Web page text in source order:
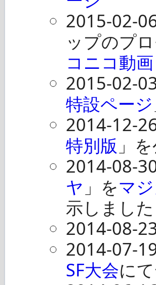
2015-02-
ップのプ
コニコ動画
2015-02-
特設ページ
2014-12-
特別版 」
2014-08-
ヤ 」をマ
示しました
2014-08-
2014-07-
SF大会に